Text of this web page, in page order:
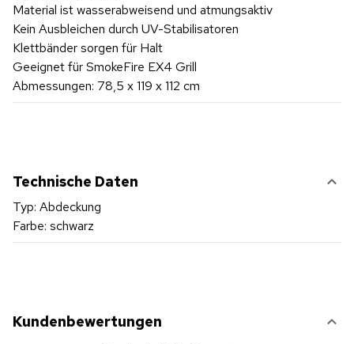
Material ist wasserabweisend und atmungsaktiv
Kein Ausbleichen durch UV-Stabilisatoren
Klettbänder sorgen für Halt
Geeignet für SmokeFire EX4 Grill
Abmessungen: 78,5 x 119 x 112 cm
Technische Daten
Typ: Abdeckung
Farbe: schwarz
Kundenbewertungen